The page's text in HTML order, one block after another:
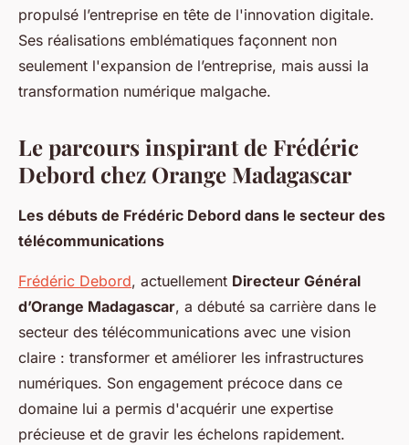
Thomas•28 juin 2024• 2 min de lecture
propulsé l’entreprise en tête de l'innovation digitale.
Ses réalisations emblématiques façonnent non
seulement l'expansion de l’entreprise, mais aussi la
transformation numérique malgache.
Le parcours inspirant de Frédéric
Debord chez Orange Madagascar
Les débuts de Frédéric Debord dans le secteur des
télécommunications
Frédéric Debord, actuellement Directeur Général
d’Orange Madagascar, a débuté sa carrière dans le
secteur des télécommunications avec une vision
claire : transformer et améliorer les infrastructures
numériques. Son engagement précoce dans ce
domaine lui a permis d'acquérir une expertise
précieuse et de gravir les échelons rapidement.